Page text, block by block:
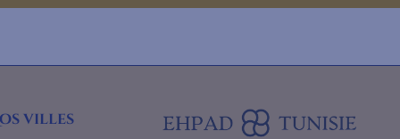
villes